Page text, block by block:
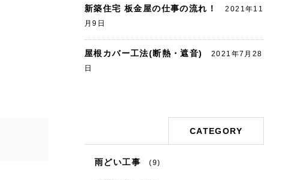
新築住宅 板金屋の仕事の流れ！
2021年11
月9日
屋根カバー工法(断熱・遮音)
2021年7月28
日
CATEGORY
雨どい工事 (9)